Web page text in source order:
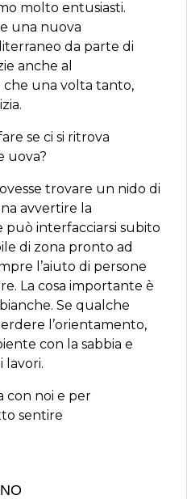
molto entusiasti.
una nuova
da parte di
anche al
una volta tanto,
se ci si ritrova
uova?
trovare un nido di
avvertire la
può interfacciarsi subito
di zona pronto ad
l’aiuto di persone
La cosa importante è
Se qualche
l’orientamento,
con la sabbia e
lavori.
con noi e per
sentire